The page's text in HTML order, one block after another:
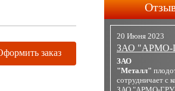
заказ
20 Июня 2023
ЗАО "АРМО-
ЗАО
"Металл"
сотрудничает с